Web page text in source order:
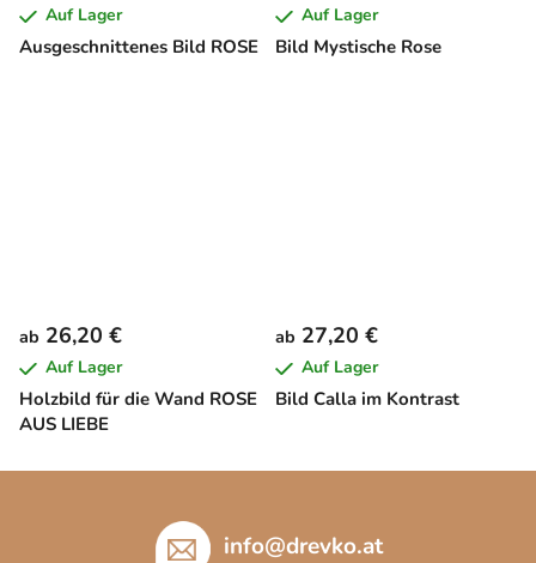
Ausgeschnittenes Bild ROSE
Auf Lager
Bild Mystische Rose
Auf Lager
Holzbild für die Wand ROSE
AUS LIEBE
ab 26,20 €
Auf Lager
Bild Calla im Kontrast
ab 27,20 €
Auf Lager
info@drevko.at